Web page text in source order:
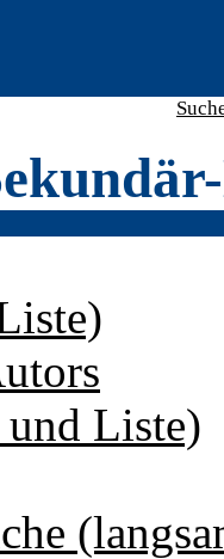
und Liste)